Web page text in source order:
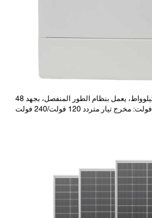
محول طاقة شمسية بقدرة 5 كيلوواط، يعمل بنظام الطور المنفصل، بجهد 48
فولت: مخرج تيار متردد 120 فولت/240 فولت